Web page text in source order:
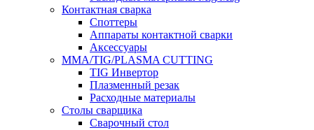
Контактная сварка
Споттеры
Аппараты контактной сварки
Аксессуары
MMA/TIG/PLASMA CUTTING
TIG Инвертор
Плазменный резак
Расходные материалы
Столы сварщика
Сварочный стол